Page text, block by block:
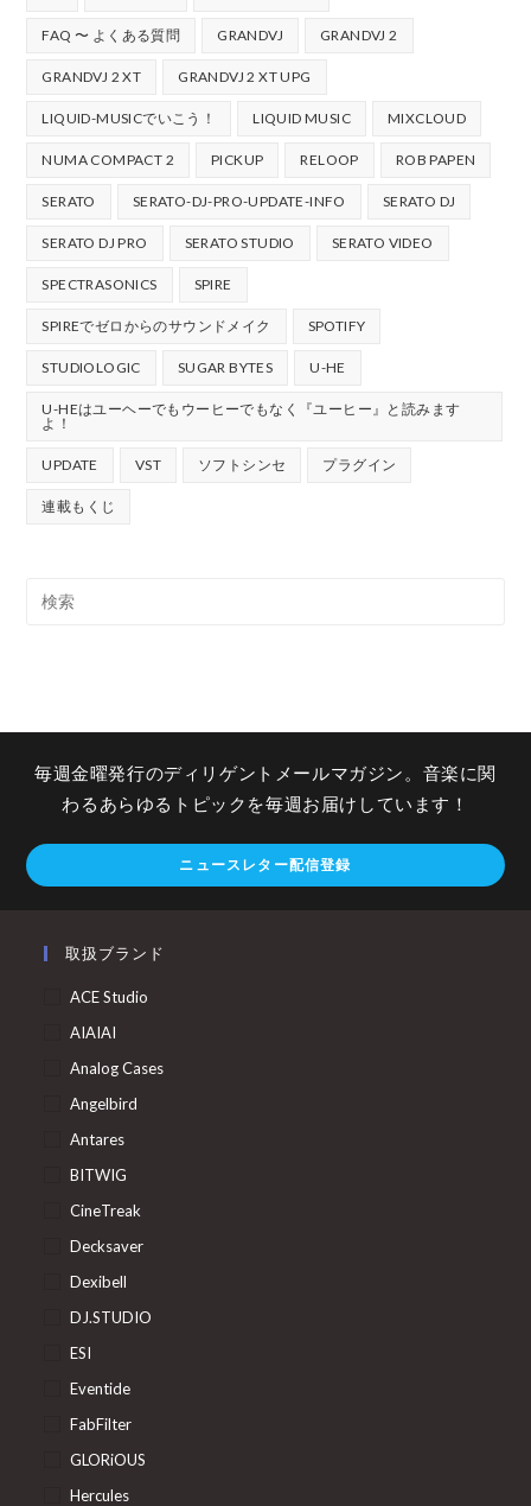
FAQ 〜 よくある質問 GRANDVJ GRANDVJ 2
GRANDVJ 2 XT GRANDVJ 2 XT UPG
LIQUID-MUSICでいこう！ LIQUID MUSIC MIXCLOUD
NUMA COMPACT 2 PICKUP RELOOP ROB PAPEN
SERATO SERATO-DJ-PRO-UPDATE-INFO SERATO DJ
SERATO DJ PRO SERATO STUDIO SERATO VIDEO
SPECTRASONICS SPIRE
SPIREでゼロからのサウンドメイク SPOTIFY
STUDIOLOGIC SUGAR BYTES U-HE
U-HEはユーヘーでもウーヒーでもなく『ユーヒー』と読みます
よ！
UPDATE VST ソフトシンセ プラグイン
連載もくじ
毎週金曜発行のディリゲントメールマガジン。音楽に関
わるあらゆるトピックを毎週お届けしています！
ニュースレター配信登録
取扱ブランド
ACE Studio
AIAIAI
Analog Cases
Angelbird
Antares
BITWIG
CineTreak
Decksaver
Dexibell
DJ.STUDIO
ESI
Eventide
FabFilter
GLORiOUS
Hercules